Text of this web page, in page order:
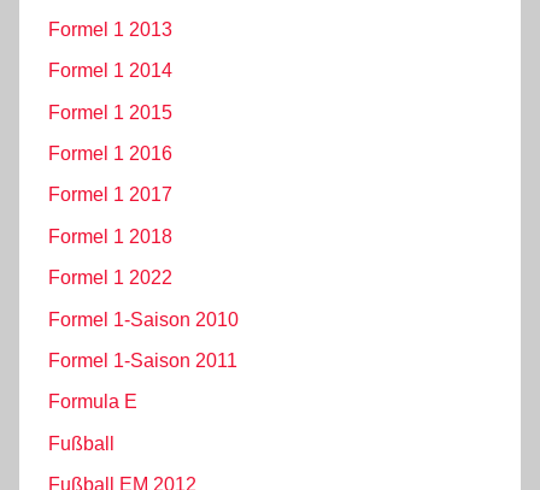
Formel 1 2013
Formel 1 2014
Formel 1 2015
Formel 1 2016
Formel 1 2017
Formel 1 2018
Formel 1 2022
Formel 1-Saison 2010
Formel 1-Saison 2011
Formula E
Fußball
Fußball EM 2012